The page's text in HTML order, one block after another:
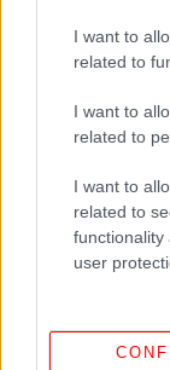
I want to
related to
I want to
related to
I want to
related to
functionality
user
αλγορίθμους
χρήστες όσο
στις οθόνες
μεταφέρεται